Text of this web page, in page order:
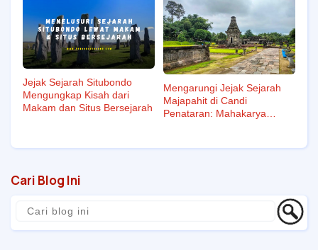
Jejak Sejarah Situbondo
Mengungkap Kisah dari
Makam dan Situs Bersejarah
Mengarungi Jejak Sejarah
Majapahit di Candi
Penataran: Mahakarya
Cari Blog Ini